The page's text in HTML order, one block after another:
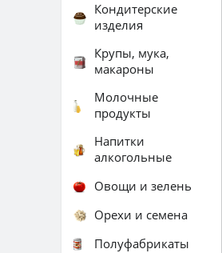
Кондитерские
изделия
Крупы, мука,
макароны
Молочные
продукты
Напитки
алкогольные
Овощи и зелень
Орехи и семена
Полуфабрикаты